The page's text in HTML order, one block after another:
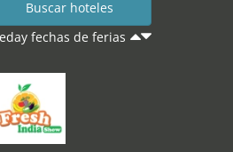
fechas de ferias